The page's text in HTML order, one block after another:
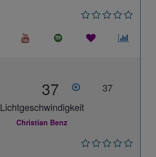
37
37
Lichtgeschwindigkeit
Christian Benz